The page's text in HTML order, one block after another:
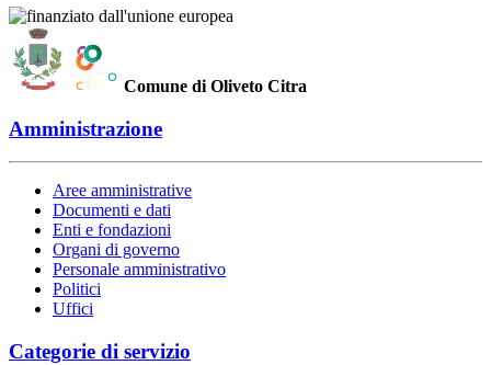
Comune di Oliveto Citra
Amministrazione
Aree amministrative
Documenti e dati
Enti e fondazioni
Organi di governo
Personale amministrativo
Politici
Uffici
Categorie di servizio